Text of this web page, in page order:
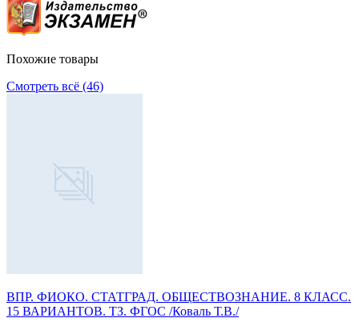
Похожие товары
Смотреть всё (46)
ВПР. ФИОКО. СТАТГРАД. ОБЩЕСТВОЗНАНИЕ. 8 КЛАСС.
15 ВАРИАНТОВ. ТЗ. ФГОС /Коваль Т.В./